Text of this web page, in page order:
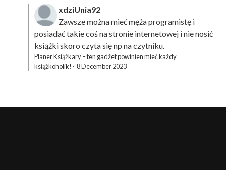
xdziUnia92
Zawsze można mieć męża programistę i
posiadać takie coś na stronie internetowej i nie nosić
książki skoro czyta się np na czytniku.
Planer Książkary – ten gadżet powinien mieć każdy
książkoholik! · 8 December 2023